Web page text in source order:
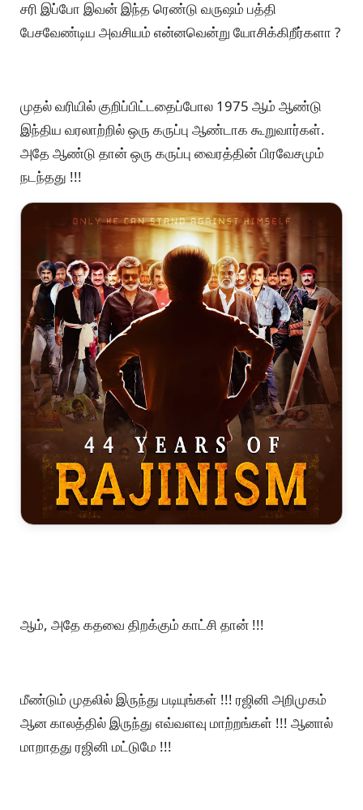
சரி இப்போ இவன் இந்த ரெண்டு வருஷம் பத்தி
பேசவேண்டிய அவசியம் என்னவென்று யோசிக்கிறீர்களா ?
முதல் வரியில் குறிப்பிட்டதைப்போல 1975 ஆம் ஆண்டு
இந்திய வரலாற்றில் ஒரு கருப்பு ஆண்டாக கூறுவார்கள்.
அதே ஆண்டு தான் ஒரு கருப்பு வைரத்தின் பிரவேசமும்
நடந்தது !!!
ஆம், அதே கதவை திறக்கும் காட்சி தான் !!!
மீண்டும் முதலில் இருந்து படியுங்கள் !!! ரஜினி அறிமுகம்
ஆன காலத்தில் இருந்து எவ்வளவு மாற்றங்கள் !!! ஆனால்
மாறாதது ரஜினி மட்டுமே !!!